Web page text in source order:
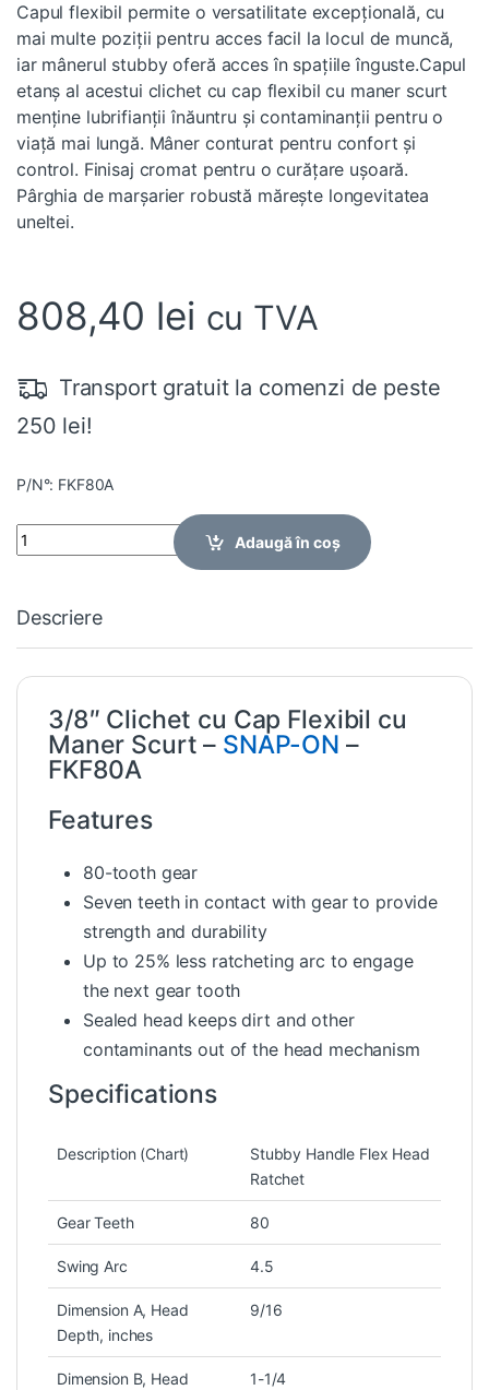
Capul flexibil permite o versatilitate excepțională, cu
mai multe poziții pentru acces facil la locul de muncă,
iar mânerul stubby oferă acces în spațiile înguste.Capul
etanș al acestui clichet cu cap flexibil cu maner scurt
menține lubrifianții înăuntru și contaminanții pentru o
viață mai lungă. Mâner conturat pentru confort și
control. Finisaj cromat pentru o curățare ușoară.
Pârghia de marșarier robustă mărește longevitatea
uneltei.
808,40 lei cu TVA
Transport gratuit la comenzi de peste
250 lei!
P/N°: FKF80A
Quantity
Adaugă în coș
Descriere
3/8″ Clichet cu Cap Flexibil cu
Maner Scurt – SNAP-ON –
FKF80A
Features
80-tooth gear
Seven teeth in contact with gear to provide
strength and durability
Up to 25% less ratcheting arc to engage
the next gear tooth
Sealed head keeps dirt and other
contaminants out of the head mechanism
Specifications
Description (Chart)
Stubby Handle Flex Head
Ratchet
Gear Teeth 80
Swing Arc 4.5
Dimension A, Head
Depth, inches
9/16
Dimension B, Head 1-1/4